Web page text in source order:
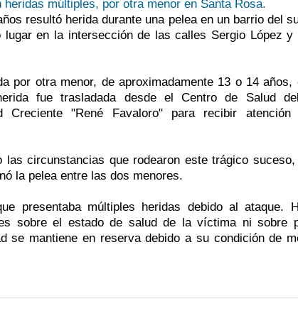
resultó herida durante una pelea en un barrio del
en la intersección de las calles Sergio López y
por otra menor, de aproximadamente 13 o 14 años,
fue trasladada desde el Centro de Salud
Creciente "René Favaloro" para recibir atención
circunstancias que rodearon este trágico suceso,
la pelea entre las dos menores.
presentaba múltiples heridas debido al ataque.
sobre el estado de salud de la víctima ni sobre
se mantiene en reserva debido a su condición de